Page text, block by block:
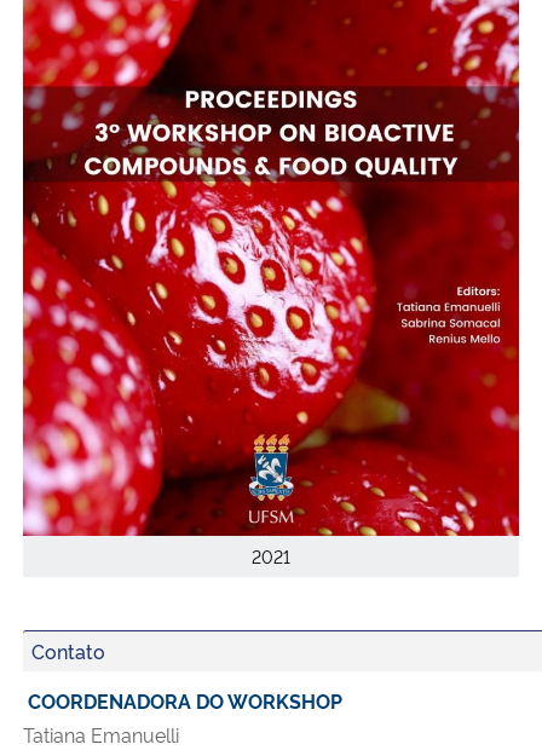
2021
Contato
COORDENADORA DO WORKSHOP
Tatiana Emanuelli